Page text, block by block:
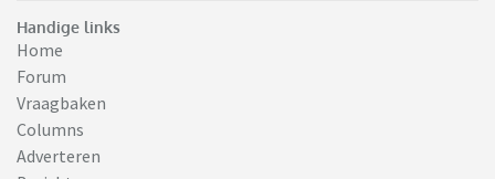
Handige links
Home
Forum
Vraagbaken
Columns
Adverteren